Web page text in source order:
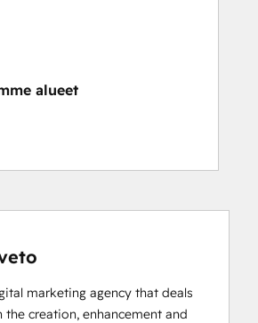
alueet
marketing agency that deals
the creation, enhancement and